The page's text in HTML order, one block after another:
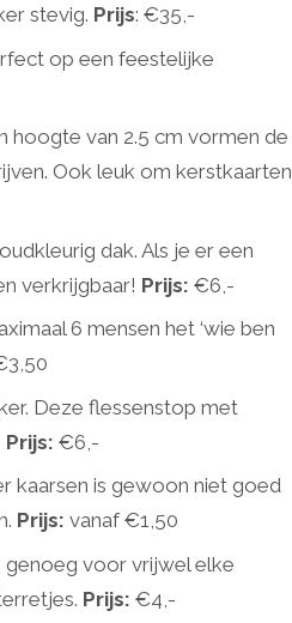
stevig. Prijs: €35,-
op een feestelijke
hoogte van 2.5 cm vormen de
Ook leuk om kerstkaarten
dak. Als je er een
verkrijgbaar! Prijs: €6,-
6 mensen het ‘wie ben
Deze flessenstop met
Prijs: €6,-
kaarsen is gewoon niet goed
Prijs: vanaf €1,50
genoeg voor vrijwel elke
Prijs: €4,-